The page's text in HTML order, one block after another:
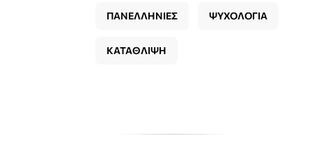
ΠΑΝΕΛΛΗΝΙΕΣ ΨΥΧΟΛΟΓΙΑ
ΚΑΤΑΘΛΙΨΗ